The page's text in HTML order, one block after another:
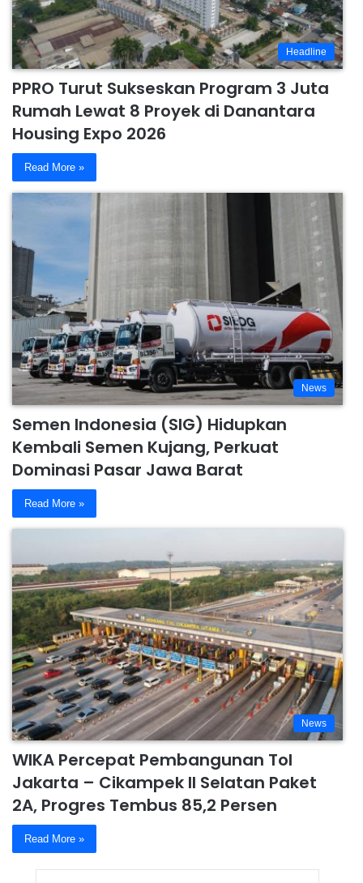
Headline
PPRO Turut Sukseskan Program 3 Juta
Rumah Lewat 8 Proyek di Danantara
Housing Expo 2026
Read More »
News
Semen Indonesia (SIG) Hidupkan
Kembali Semen Kujang, Perkuat
Dominasi Pasar Jawa Barat
Read More »
News
WIKA Percepat Pembangunan Tol
Jakarta – Cikampek II Selatan Paket
2A, Progres Tembus 85,2 Persen
Read More »